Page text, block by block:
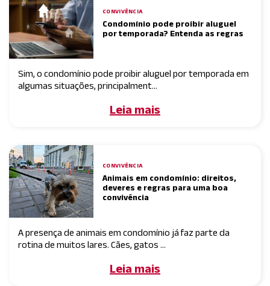
CONVIVÊNCIA
Condomínio pode proibir aluguel
por temporada? Entenda as regras
Sim, o condomínio pode proibir aluguel por temporada em
algumas situações, principalment...
Leia mais
CONVIVÊNCIA
Animais em condomínio: direitos,
deveres e regras para uma boa
convivência
A presença de animais em condomínio já faz parte da
rotina de muitos lares. Cães, gatos ...
Leia mais